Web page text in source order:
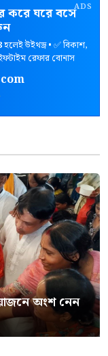
ADS
করে ঘরে বসে
হলেই উইথড্র • ✅ বিকাশ,
রেফার বোনাস
অংশ নেন